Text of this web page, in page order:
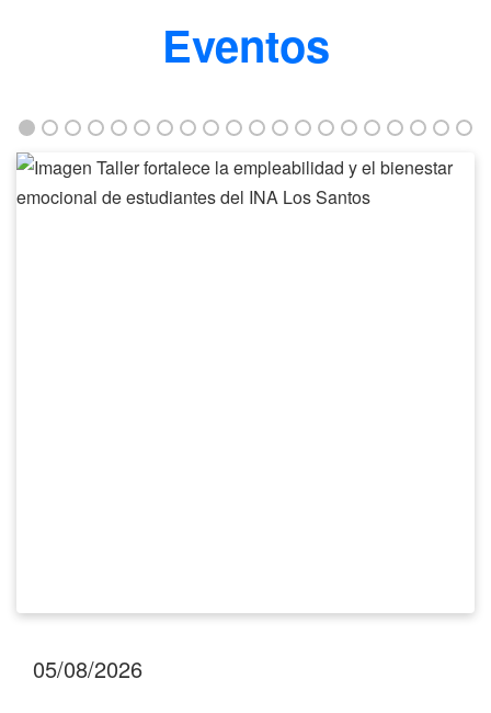
Eventos
Taller
fortalece
05/08/2026